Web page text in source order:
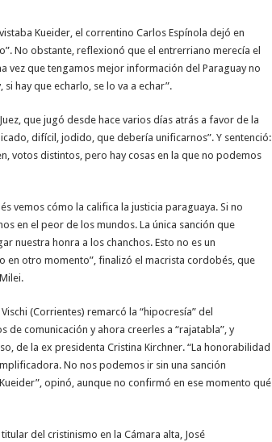
Kueider, el correntino Carlos Espínola dejó en
No obstante, reflexionó que el entrerriano merecía el
vez que tengamos mejor información del Paraguay no
hay que echarlo, se lo va a echar”.
que jugó desde hace varios días atrás a favor de la
difícil, jodido, que debería unificarnos”. Y sentenció:
votos distintos, pero hay cosas en la que no podemos
vemos cómo la califica la justicia paraguaya. Si no
en el peor de los mundos. La única sanción que
nuestra honra a los chanchos. Esto no es un
otro momento”, finalizó el macrista cordobés, que
(Corrientes) remarcó la “hipocresía” del
comunicación y ahora creerles a “rajatabla”, y
de la ex presidenta Cristina Kirchner. “La honorabilidad
No nos podemos ir sin una sanción
opinó, aunque no confirmó en ese momento qué
del cristinismo en la Cámara alta, José